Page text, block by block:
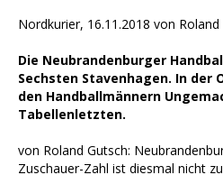
Nordkurier, 16.11.2018 von
Die Neubrandenburger
Sechsten Stavenhagen. In der
den Handballmännern
Tabellenletzten.
von Roland Gutsch:
Zuschauer-Zahl ist diesmal nicht